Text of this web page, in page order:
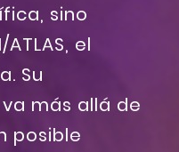
sino
el
Su
más allá de
posible